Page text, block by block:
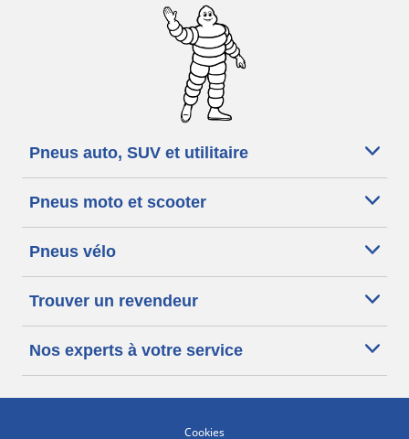
Pneus auto, SUV et utilitaire
Pneus moto et scooter
Pneus vélo
Trouver un revendeur
Nos experts à votre service
Cookies